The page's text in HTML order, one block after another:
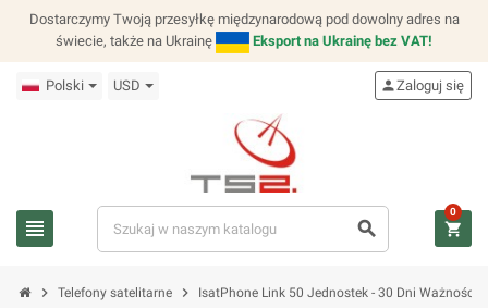
Dostarczymy Twoją przesyłkę międzynarodową pod dowolny adres na
świecie, także na Ukrainę
Eksport na Ukrainę bez VAT!
Polski USD
view_headline search
personZaloguj się
shopping_cart
0
chevron_right Telefony satelitarne chevron_right IsatPhone Link 50 Jednostek - 30 Dni Ważności